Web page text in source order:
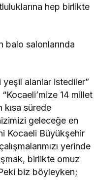
hep birlikte
balo salonlarında
yeşil alanlar istediler”
14 millet
kısa sürede
geleceğe en
Kocaeli Büyükşehir
yerinde
birlikte omuz
biz böyleyken;